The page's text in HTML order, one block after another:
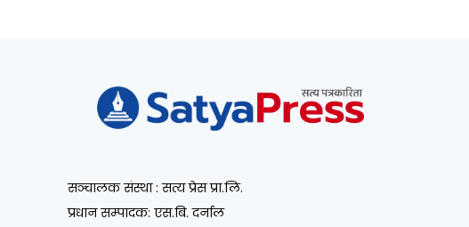
सञ्चालक संस्था : सत्य प्रेस प्रा.लि.
प्रधान सम्पादक: एस.बि. दर्नाल